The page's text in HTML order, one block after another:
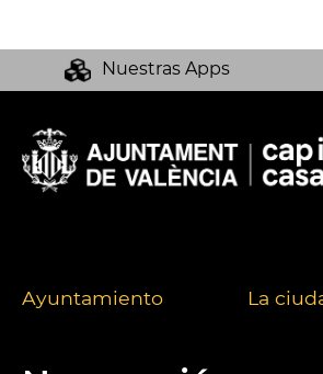
Nuestras Apps
Ayuntamiento La